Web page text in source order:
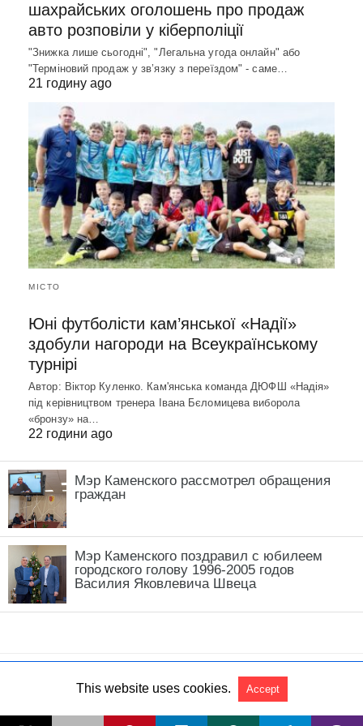
шахрайських оголошень про продаж
авто розповіли у кіберполіції
"Знижка лише сьогодні", "Легальна угода онлайн" або
"Терміновий продаж у зв’язку з переїздом" - саме…
21 годину ago
МІСТО
Юні футболісти кам’янської «Надії»
здобули нагороди на Всеукраїнському
турнірі
Автор: Віктор Куленко. Кам'янська команда ДЮФШ «Надія»
під керівництвом тренера Івана Бєломицева виборола
«бронзу» на…
22 години ago
Мэр Каменского рассмотрел обращения
граждан
Мэр Каменского поздравил с юбилеем
городского голову 1996-2005 годов
Василия Яковлевича Швеца
All Rights Reserved View Non-AMP Version
This website uses cookies. Accept